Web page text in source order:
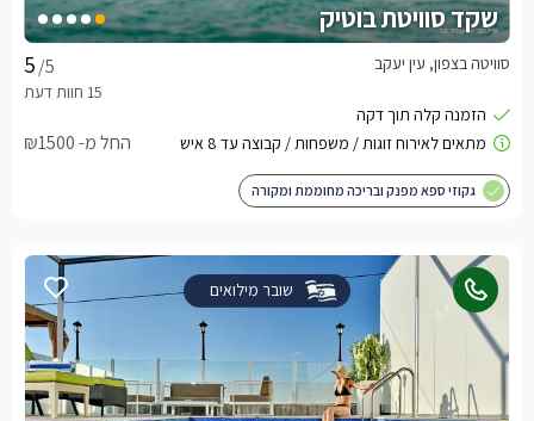
שקד סוויטת בוטיק
/5 סוויטה בצפון, עין יעקב
החל מ- ₪1500
גקוזי ספא מפנק ובריכה מחוממת ומקורה
שובר מילואים